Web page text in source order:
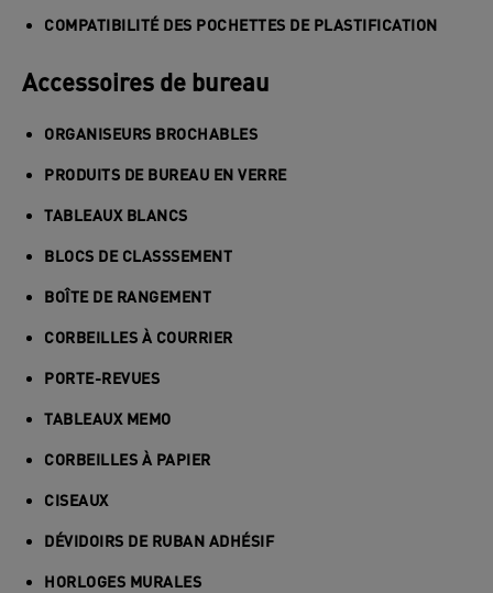
COMPATIBILITÉ DES POCHETTES DE PLASTIFICATION
Accessoires de bureau
ORGANISEURS BROCHABLES
PRODUITS DE BUREAU EN VERRE
TABLEAUX BLANCS
BLOCS DE CLASSSEMENT
BOÎTE DE RANGEMENT
CORBEILLES À COURRIER
PORTE-REVUES
TABLEAUX MEMO
CORBEILLES À PAPIER
CISEAUX
DÉVIDOIRS DE RUBAN ADHÉSIF
HORLOGES MURALES